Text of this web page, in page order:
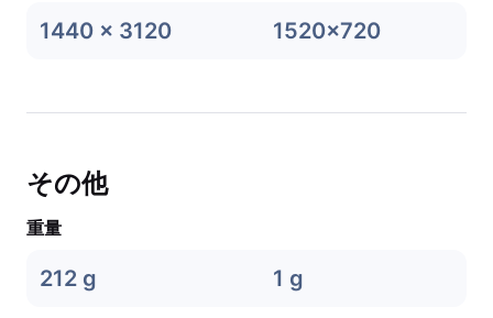
1440 x 3120 1520x720
その他
重量
212 g 1 g